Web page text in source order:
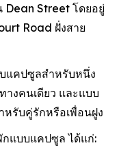
Street โดยอยู่
Road ฝั่งสาย
แคปซูลสำหรับหนึ่ง
างคนเดียว และแบบ
หรับคู่รักหรือเพื่อนฝูง
แบบแคปซูล ได้แก่: